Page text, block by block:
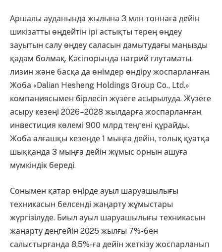
Аршалы ауданында жылына 3 млн тоннаға дейін
шикізатты өңдейтін ірі астықты терең өңдеу
зауытын салу өңдеу саласын дамытудағы маңызды
қадам болмақ. Кәсіпорында натрий глутаматы,
лизин және басқа да өнімдер өндіру жоспарланған.
Жоба «Dalian Hesheng Holdings Group Co., Ltd.»
компаниясымен бірлесіп жүзеге асырылуда. Жүзеге
асыру кезеңі 2026–2028 жылдарға жоспарланған,
инвестиция көлемі 900 млрд теңгені құрайды.
Жоба алғашқы кезеңде 1 мыңға дейін, толық қуатқа
шыққанда 3 мыңға дейін жұмыс орнын ашуға
мүмкіндік береді.
Сонымен қатар өңірде ауыл шаруашылығы
техникасын белсенді жаңарту жұмыстары
жүргізілуде. Биыл ауыл шаруашылығы техникасын
жаңарту деңгейін 2025 жылғы 7%-бен
салыстырғанда 8,5%-ға дейін жеткізу жоспарланып